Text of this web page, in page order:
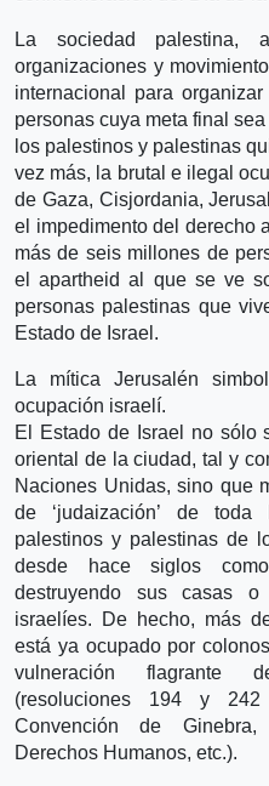
La sociedad palestina,
organizaciones y
internacional para
personas cuya meta final
los palestinos y palestinas
vez más, la brutal e ilegal
de Gaza, Cisjordania,
el impedimento del derecho
más de seis millones de
el apartheid al que se ve
personas palestinas que
Estado de Israel.
La mítica Jerusalén
ocupación israelí.
El Estado de Israel no sólo
oriental de la ciudad, tal y
Naciones Unidas, sino que
de ‘judaización’ de
palestinos y palestinas de
desde hace siglos
destruyendo sus casas o
israelíes. De hecho, más
está ya ocupado por
vulneración flagrante
(resoluciones 194 y
Convención de
Derechos Humanos, etc.).